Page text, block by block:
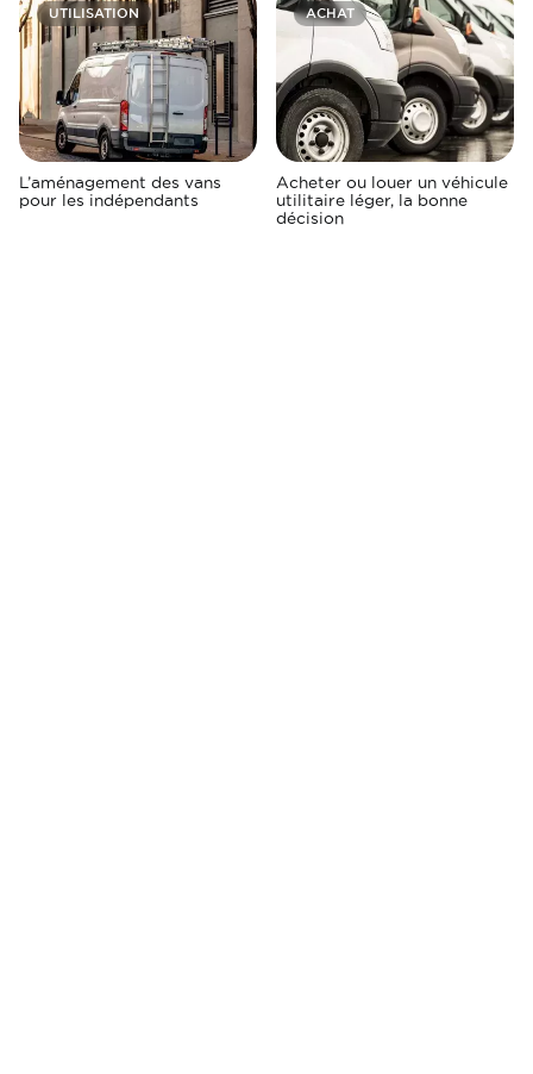
UTILISATION
L’aménagement des vans
pour les indépendants
ACHAT
Acheter ou louer un véhicule
utilitaire léger, la bonne
décision